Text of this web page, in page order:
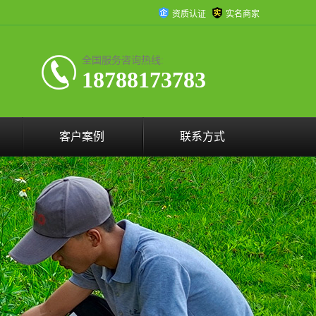
资质认证 实名商家
全国服务咨询热线:
18788173783
客户案例 联系方式